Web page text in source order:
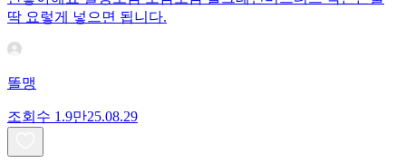
딱 요렇게 넣으면 됩니다.
똘맹
조회수 1.9만25.08.29